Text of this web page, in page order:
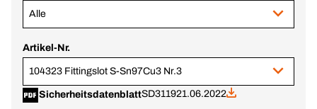
Alle
Artikel-Nr.
104323 Fittingslot S-Sn97Cu3 Nr.3
SicherheitsdatenblattSD311921.06.2022